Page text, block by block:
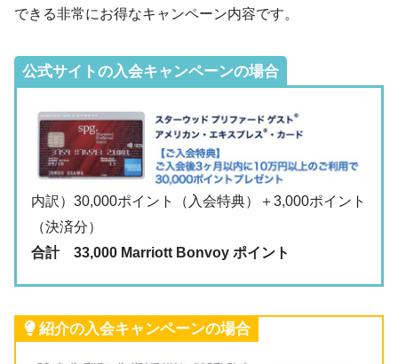
できる非常にお得なキャンペーン内容です。
公式サイトの入会キャンペーンの場合
内訳）30,000ポイント（入会特典）＋3,000ポイント
（決済分）
合計 33,000 Marriott Bonvoy ポイント
紹介の入会キャンペーンの場合